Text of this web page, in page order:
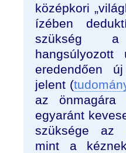
középkori
ízében
szükség
eredendően
jelent (
az önmagára
egyaránt
szüksége az
mint a